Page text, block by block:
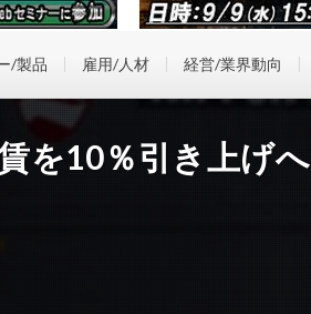
/製品 雇用/人材 経営/業界動向
を10％引き上げへ